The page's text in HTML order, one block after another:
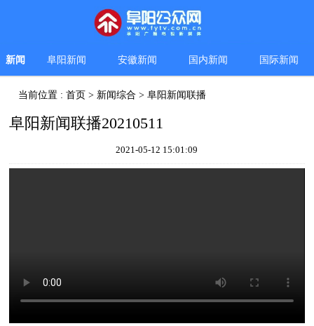
新闻 阜阳新闻 安徽新闻 国内新闻 国际新闻
当前位置 :首页 > 新闻综合 >阜阳新闻联播
阜阳新闻联播20210511
2021-05-12 15:01:09